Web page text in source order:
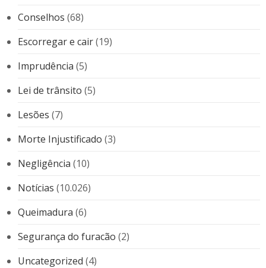
Conselhos (68)
Escorregar e cair(19)
Imprudência (5)
Lei de trânsito (5)
Lesões (7)
Morte Injustificado (3)
Negligência (10)
Notícias (10.026)
Queimadura (6)
Segurança do furacão (2)
Uncategorized (4)